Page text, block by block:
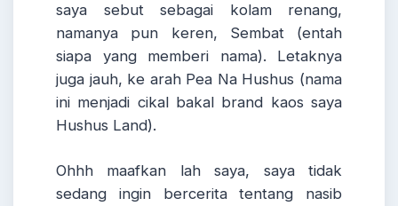
saya sebut sebagai kolam renang,
namanya pun keren, Sembat (entah
siapa yang memberi nama). Letaknya
juga jauh, ke arah Pea Na Hushus (nama
ini menjadi cikal bakal brand kaos saya
Hushus Land).
Ohhh maafkan lah saya, saya tidak
sedang ingin bercerita tentang nasib